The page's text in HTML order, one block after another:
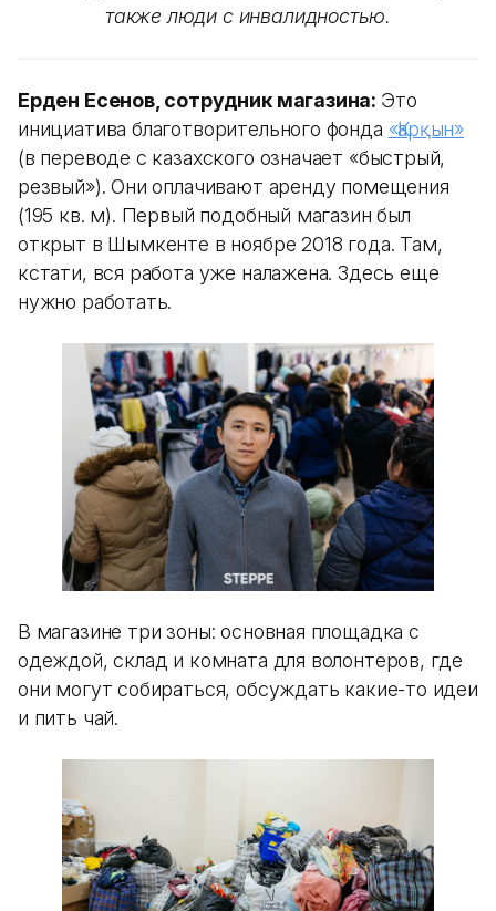
также люди с инвалидностью.
Ерден Есенов, сотрудник магазина: Это
инициатива благотворительного фонда «Қарқын»
(в переводе с казахского означает «быстрый,
резвый»). Они оплачивают аренду помещения
(195 кв. м). Первый подобный магазин был
открыт в Шымкенте в ноябре 2018 года. Там,
кстати, вся работа уже налажена. Здесь еще
нужно работать.
В магазине три зоны: основная площадка с
одеждой, склад и комната для волонтеров, где
они могут собираться, обсуждать какие-то идеи
и пить чай.